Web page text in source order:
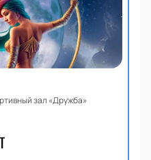
зал «Дружба»